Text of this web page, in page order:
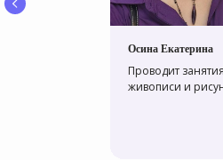
Осина Екатерина
Проводит
живописи и